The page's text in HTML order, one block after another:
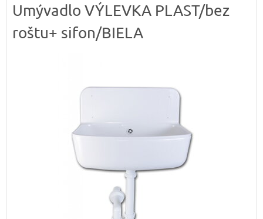
Umývadlo VÝLEVKA PLAST/bez
roštu+ sifon/BIELA